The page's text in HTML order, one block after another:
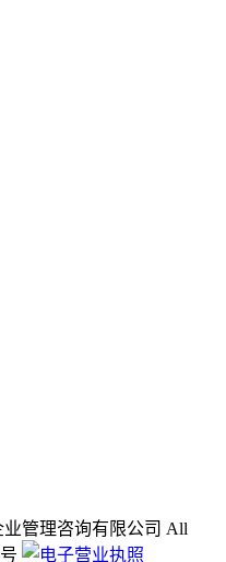
业管理咨询有限公司 All